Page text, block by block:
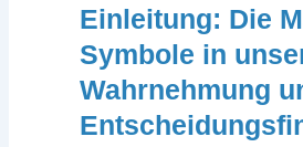
Einleitung: Die
Symbole in
Wahrnehmung